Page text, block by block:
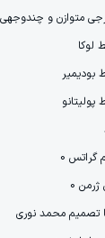
متوازن و چندوجهی
لوکا
بودیمیر
تصمیم محمد نوری